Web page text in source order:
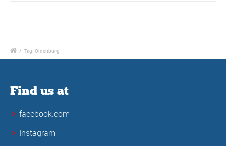
/ Tag: Oldenburg
Find us at
facebook.com
Instagram